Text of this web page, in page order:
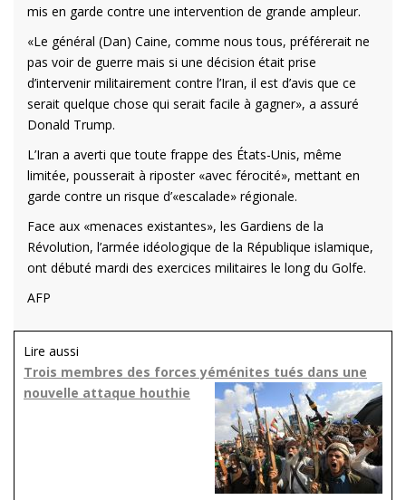
mis en garde contre une intervention de grande ampleur.
«Le général (Dan) Caine, comme nous tous, préférerait ne
pas voir de guerre mais si une décision était prise
d’intervenir militairement contre l’Iran, il est d’avis que ce
serait quelque chose qui serait facile à gagner», a assuré
Donald Trump.
L’Iran a averti que toute frappe des États-Unis, même
limitée, pousserait à riposter «avec férocité», mettant en
garde contre un risque d’«escalade» régionale.
Face aux «menaces existantes», les Gardiens de la
Révolution, l’armée idéologique de la République islamique,
ont débuté mardi des exercices militaires le long du Golfe.
AFP
Lire aussi
Trois membres des forces yéménites tués dans une
nouvelle attaque houthie